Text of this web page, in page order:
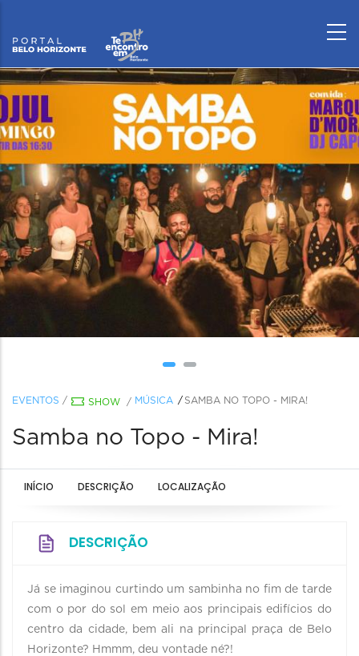
EVENTOS / SHOW / MÚSICA SAMBA NO TOPO - MIRA!
Samba no Topo - Mira!
INÍCIO DESCRIÇÃO LOCALIZAÇÃO
DESCRIÇÃO
Já se imaginou curtindo um sambinha no fim de tarde
com o por do sol em meio aos principais edifícios do
centro da cidade, bem ali na principal praça de Belo
Horizonte? Hmmm, deu vontade né?!